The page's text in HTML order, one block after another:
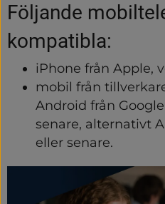
Följande
kompatibla:
iPhone från Apple,
mobil från
Android från
senare, alternativt
eller senare.